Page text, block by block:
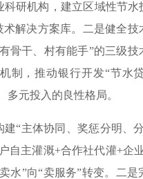
研机构，建立区域性节
解决方案库。二是健全
骨干、村有能手”的三级
制，推动银行开发“节水
多元投入的良性格局。
“主体协同、奖惩分明、
自主灌溉+合作社代灌+企
水”向“卖服务”转变。二